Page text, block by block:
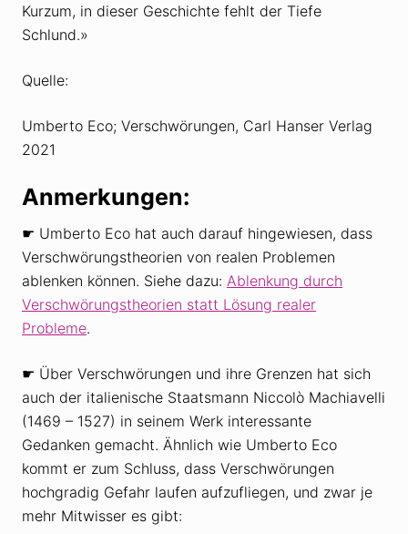
Kurzum, in dieser Geschichte fehlt der Tiefe
Schlund.»
Quelle:
Umberto Eco; Verschwörungen, Carl Hanser Verlag
2021
Anmerkungen:
☛ Umberto Eco hat auch darauf hingewiesen, dass
Verschwörungstheorien von realen Problemen
ablenken können. Siehe dazu: Ablenkung durch
Verschwörungstheorien statt Lösung realer
Probleme.
☛ Über Verschwörungen und ihre Grenzen hat sich
auch der italienische Staatsmann Niccolò Machiavelli
(1469 – 1527) in seinem Werk interessante
Gedanken gemacht. Ähnlich wie Umberto Eco
kommt er zum Schluss, dass Verschwörungen
hochgradig Gefahr laufen aufzufliegen, und zwar je
mehr Mitwisser es gibt: